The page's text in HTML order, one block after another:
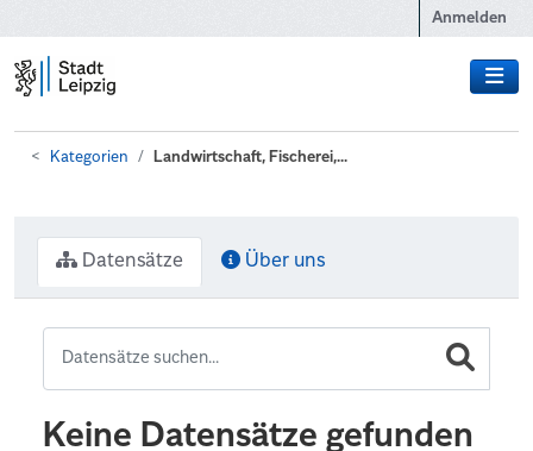
Anmelden
Kategorien Landwirtschaft, Fischerei,...
Datensätze Über uns
Keine Datensätze gefunden